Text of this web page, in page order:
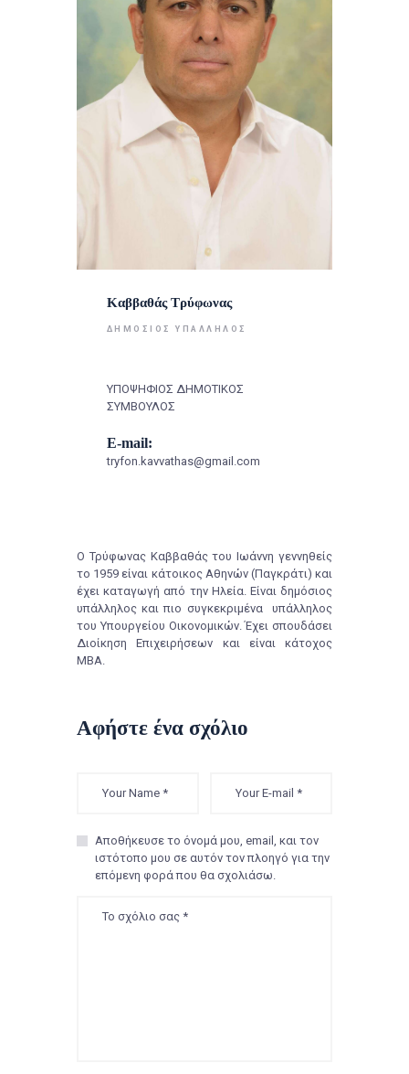
Καββαθάς Τρύφωνας
ΔΗΜΌΣΙΟΣ ΥΠΆΛΛΗΛΟΣ
ΥΠΟΨΗΦΙΟΣ ΔΗΜΟΤΙΚΟΣ
ΣΥΜΒΟΥΛΟΣ
E-mail:
tryfon.kavvathas@gmail.com
Ο Τρύφωνας Καββαθάς του Ιωάννη γεννηθείς
το 1959 είναι κάτοικος Αθηνών (Παγκράτι) και
έχει καταγωγή από την Ηλεία. Είναι δημόσιος
υπάλληλος και πιο συγκεκριμένα υπάλληλος
του Υπουργείου Οικονομικών. Έχει σπουδάσει
Διοίκηση Επιχειρήσεων και είναι κάτοχος
ΜΒΑ.
Αφήστε ένα σχόλιο
Αποθήκευσε το όνομά μου, email, και τον
ιστότοπο μου σε αυτόν τον πλοηγό για την
επόμενη φορά που θα σχολιάσω.